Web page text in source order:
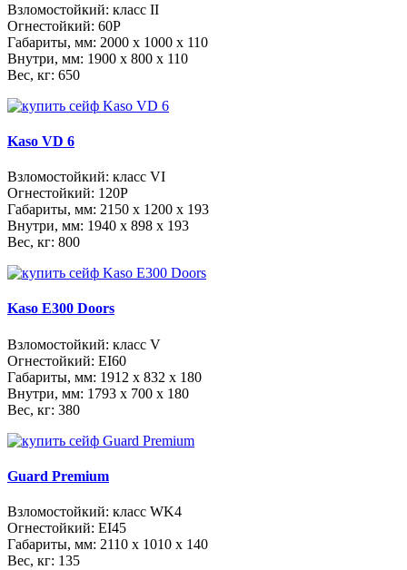
Взломостойкий: класс II
Огнестойкий: 60Р
Габариты, мм: 2000 x 1000 x 110
Внутри, мм: 1900 x 800 x 110
Вес, кг: 650
Kaso VD 6
Взломостойкий: класс VI
Огнестойкий: 120Р
Габариты, мм: 2150 x 1200 x 193
Внутри, мм: 1940 x 898 x 193
Вес, кг: 800
Kaso E300 Doors
Взломостойкий: класс V
Огнестойкий: EI60
Габариты, мм: 1912 x 832 x 180
Внутри, мм: 1793 x 700 x 180
Вес, кг: 380
Guard Premium
Взломостойкий: класс WK4
Огнестойкий: EI45
Габариты, мм: 2110 x 1010 x 140
Вес, кг: 135